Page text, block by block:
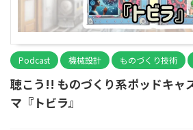
Podcast 機械設計 ものづくり技術
聴こう!! ものづくり系ポッドキャ
マ『トビラ』